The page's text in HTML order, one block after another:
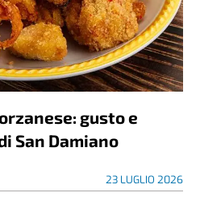
gusto e
San Damiano
23 LUGLIO 2026